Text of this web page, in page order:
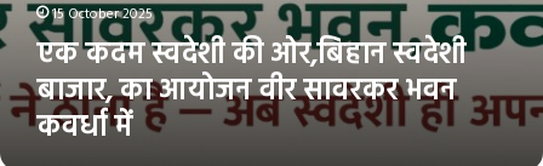
15 October 2025
एक कदम स्वदेशी की ओर,बिहान स्वदेशी
बाजार, का आयोजन वीर सावरकर भवन
कवर्धा में